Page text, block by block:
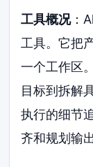
工具概况：
工具。它把
一个工作区
目标到拆解
执行的细节
齐和规划输